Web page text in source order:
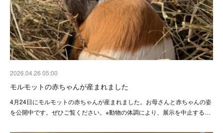
2026.04.26 05:00
モルモットの赤ちゃんが産まれました
4月24日にモルモットの赤ちゃんが産まれました。お母さんと赤ちゃんの姿
を公開中です。ぜひご覧ください。※動物の体調により、展示を中止する…